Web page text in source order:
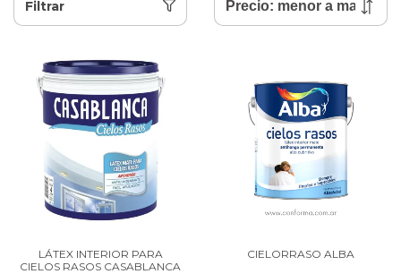
Filtrar
LÁTEX INTERIOR PARA
CIELOS RASOS CASABLANCA
CIELORRASO ALBA